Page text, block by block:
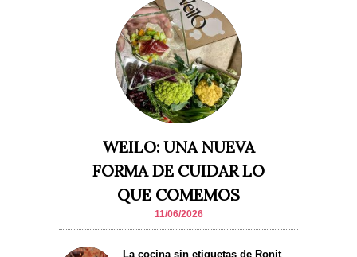
WEILO: UNA NUEVA
FORMA DE CUIDAR LO
QUE COMEMOS
11/06/2026
La cocina sin etiquetas de Ronit
personalizados.